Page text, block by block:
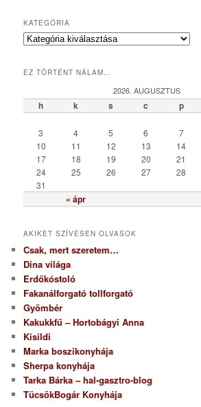
KATEGÓRIA
K
e
r
EZ TÖRTÉNT NÁLAM…
2026. AUGUSZTUS
h k s c p
« ápr
3
4 5 6 7
10
11 12 13 14
17
18 19 20 21
24
25 26 27 28
31
AKIKET SZÍVESEN OLVASOK
Csak, mert szeretem…
Dina világa
Erdőkóstoló
Fakanálforgató tollforgató
Gyömbér
Kakukkfű – Hortobágyi Anna
Kisildi
Marka boszikonyhája
Sherpa konyhája
Tarka Bárka – hal-gasztro-blog
TücsökBogár Konyhája